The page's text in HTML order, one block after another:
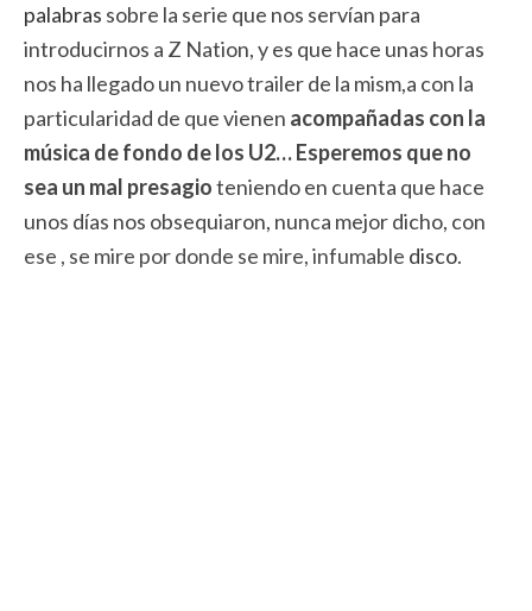
palabras sobre la serie que nos servían para
introducirnos a Z Nation, y es que hace unas horas
nos ha llegado un nuevo trailer de la mism,a con la
particularidad de que vienen acompañadas con la
música de fondo de los U2… Esperemos que no
sea un mal presagioteniendo en cuenta que hace
unos días nos obsequiaron, nunca mejor dicho, con
ese , se mire por donde se mire, infumable disco.